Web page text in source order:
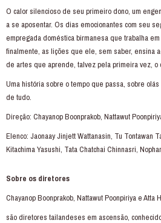
O calor silencioso de seu primeiro dono, um
a se aposentar. Os dias emocionantes com seu
empregada doméstica birmanesa que trabalha
finalmente, as lições que ele, sem saber, ensina
de artes que aprende, talvez pela primeira vez, o
Uma história sobre o tempo que passa, sobre
de tudo.
Direção: Chayanop Boonprakob, Nattawut
Elenco: Jaonaay Jinjett Wattanasin, Tu Tontawan
Kitachima Yasushi, Tata Chatchai Chinnasri,
Sobre os diretores
Chayanop Boonprakob, Nattawut Poonpiriya e Atta
são diretores tailandeses em ascensão,